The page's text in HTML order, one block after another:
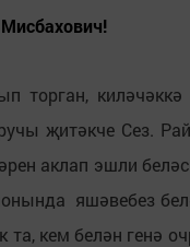
торган,
җитәкче Сез.
аклап эшли
яшәвебез
та, кем белән генә